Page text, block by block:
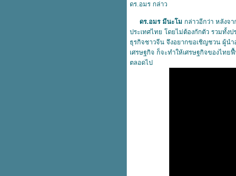
ดร.อมร กล่าว
ดร.อมร มีนะโม กล่าวอีกว่า หลังจา
ประเทศไทย โดยไม่ต้องกักตัว รวมทั้ง
ธุรกิจชาวจีน จึงอยากขอเชิญชวน ผู้นำ
เศรษฐกิจ ก็จะทำให้เศรษฐกิจของไท
ตลอดไป